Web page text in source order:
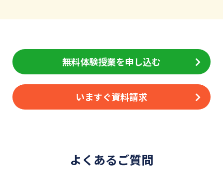
無料体験授業を申し込む
いますぐ資料請求
よくあるご質問